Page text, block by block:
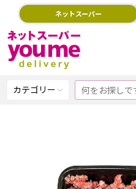
ネットスーパー
カテゴリー